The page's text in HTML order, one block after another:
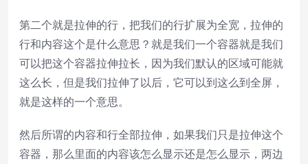
第二个就是拉伸的行，把我们的行扩展为全宽，拉伸的
行和内容这个是什么意思？就是我们一个容器就是我们
可以把这个容器拉伸拉长，因为我们默认的区域可能就
这么长，但是我们拉伸了以后，它可以到这么到全屏，
就是这样的一个意思。
然后所谓的内容和行全部拉伸，如果我们只是拉伸这个
容器，那么里面的内容该怎么显示还是怎么显示，两边